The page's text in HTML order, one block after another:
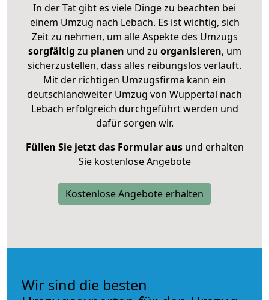
In der Tat gibt es viele Dinge zu beachten bei
einem Umzug nach Lebach. Es ist wichtig, sich
Zeit zu nehmen, um alle Aspekte des Umzugs
sorgfältig zu planen und zu organisieren, um
sicherzustellen, dass alles reibungslos verläuft.
Mit der richtigen Umzugsfirma kann ein
deutschlandweiter Umzug von Wuppertal nach
Lebach erfolgreich durchgeführt werden und
dafür sorgen wir.
Füllen Sie jetzt das Formular ausund erhalten
Sie kostenlose Angebote
Kostenlose Angebote erhalten
Wir sind die besten